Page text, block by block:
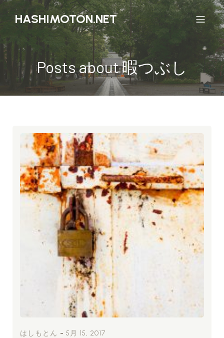
HASHIMOTON.NET
Posts about 暇つぶし
はしもとん - 5月 15, 2017